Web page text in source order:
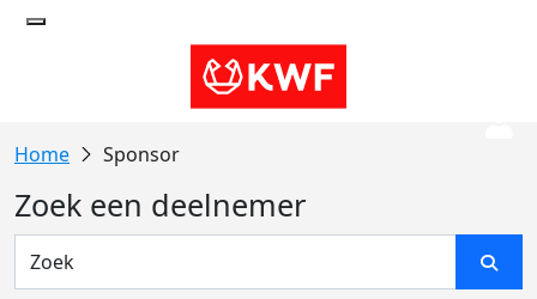
Sponsor
Zoek een deelnemer